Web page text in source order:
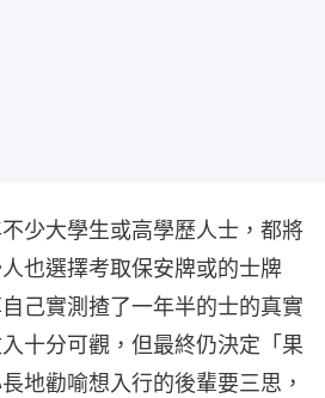
少大學生或高學歷人士，都將
也選擇考取保安牌或的士牌
己實測揸了一年半的士的真實
十分可觀，但最終仍決定「果
地勸喻想入行的後輩要三思，